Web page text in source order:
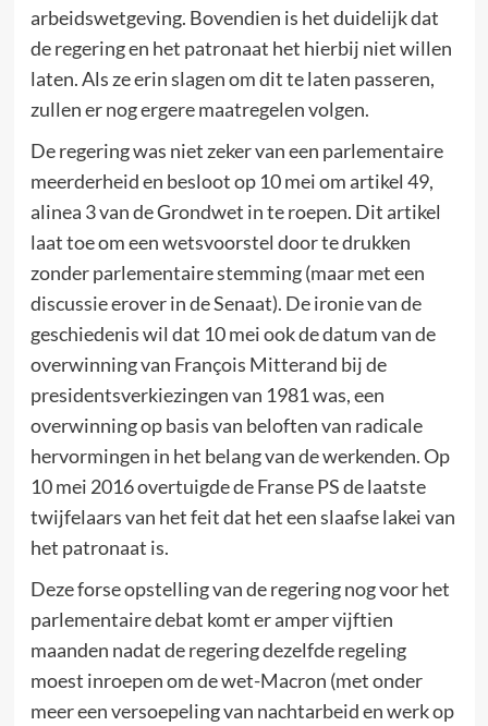
arbeidswetgeving. Bovendien is het duidelijk dat
de regering en het patronaat het hierbij niet willen
laten. Als ze erin slagen om dit te laten passeren,
zullen er nog ergere maatregelen volgen.
De regering was niet zeker van een parlementaire
meerderheid en besloot op 10 mei om artikel 49,
alinea 3 van de Grondwet in te roepen. Dit artikel
laat toe om een wetsvoorstel door te drukken
zonder parlementaire stemming (maar met een
discussie erover in de Senaat). De ironie van de
geschiedenis wil dat 10 mei ook de datum van de
overwinning van François Mitterand bij de
presidentsverkiezingen van 1981 was, een
overwinning op basis van beloften van radicale
hervormingen in het belang van de werkenden. Op
10 mei 2016 overtuigde de Franse PS de laatste
twijfelaars van het feit dat het een slaafse lakei van
het patronaat is.
Deze forse opstelling van de regering nog voor het
parlementaire debat komt er amper vijftien
maanden nadat de regering dezelfde regeling
moest inroepen om de wet-Macron (met onder
meer een versoepeling van nachtarbeid en werk op